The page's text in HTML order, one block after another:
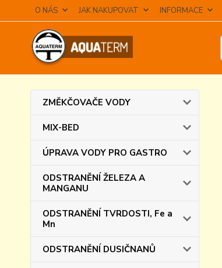
O NÁS JAK NAKUPOVAT INFORMACE
ZMĚKČOVAČE VODY
MIX-BED
ÚPRAVA VODY PRO GASTRO
ODSTRANĚNÍ ŽELEZA A
MANGANU
ODSTRANĚNÍ TVRDOSTI, Fe a
Mn
ODSTRANĚNÍ DUSIČNANŮ